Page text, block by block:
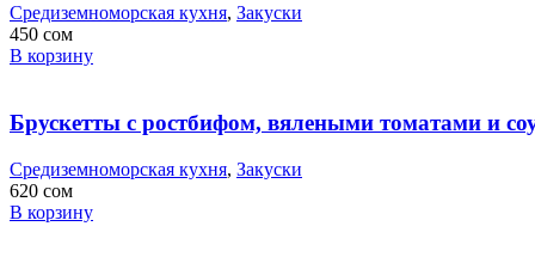
Средиземноморская кухня, Закуски
450 сом
В корзину
Брускетты с ростбифом, вялеными томатами и
Средиземноморская кухня, Закуски
620 сом
В корзину